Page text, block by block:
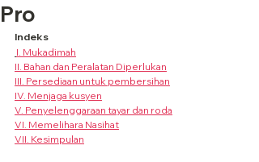
Pro
Indeks
I. Mukadimah
II. Bahan dan Peralatan Diperlukan
III. Persediaan untuk pembersihan
IV. Menjaga kusyen
V. Penyelenggaraan tayar dan roda
VI. Memelihara Nasihat
VII. Kesimpulan